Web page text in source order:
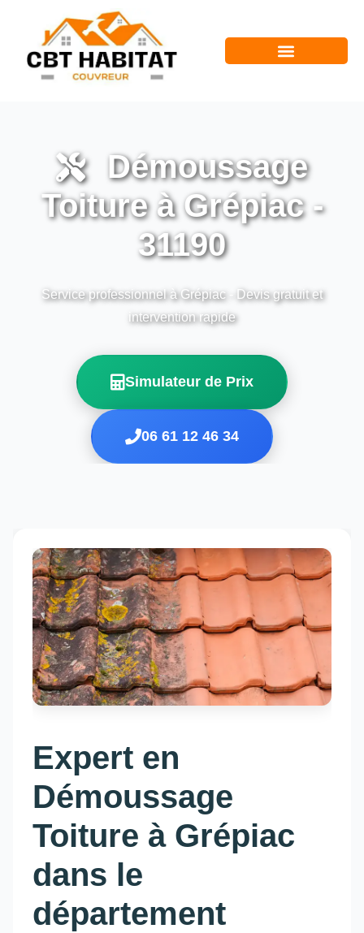
Démoussage
Toiture à Grépiac -
31190
Service professionnel à Grépiac - Devis gratuit et
intervention rapide
Simulateur de Prix
06 61 12 46 34
Expert en
Démoussage
Toiture à Grépiac
dans le
département